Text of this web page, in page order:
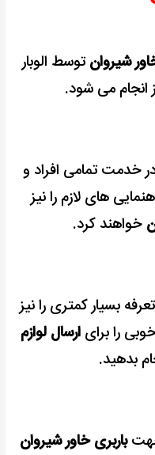
شیروانتوسط الوبار
انجام می شود.
خدمت تمامی افراد و
های لازم را نیز
خواهند کرد.
بسیار کمتری را نیز
را برای ارسال لوازم
بدهید.
جهتباربری خاور شیروان